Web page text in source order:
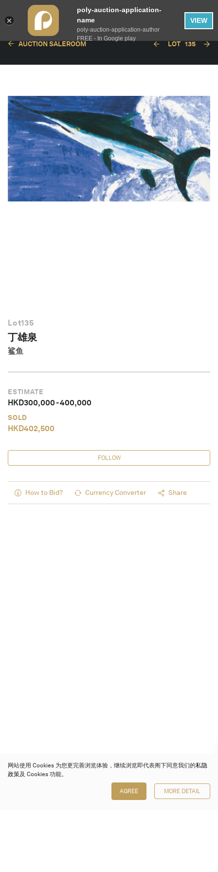
AUCTION SALEROOM LOT 135
Lot135
丁雄泉
鲨鱼
ESTIMATE
HKD300,000-400,000
SOLD
HKD402,500
FOLLOW
How to Bid? Currency Converter Share
网站使用 Cookies 为您更完善浏览体验，继续浏览即代表阁下同意我们的私隐
政策及 Cookies 功能。
AGREE MORE DETAIL
poly-auction-application-
name
poly-auction-application-author
FREE - In Google play
VIEW